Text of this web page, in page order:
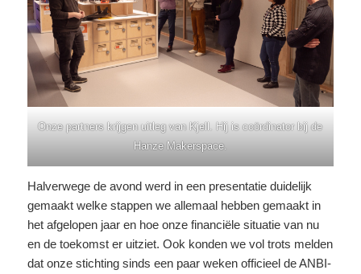
Onze partners krijgen uitleg van Kjell. Hij is coördinator bij de
Hanze Makerspace.
Halverwege de avond werd in een presentatie duidelijk
gemaakt welke stappen we allemaal hebben gemaakt in
het afgelopen jaar en hoe onze financiële situatie van nu
en de toekomst er uitziet. Ook konden we vol trots melden
dat onze stichting sinds een paar weken officieel de ANBI-